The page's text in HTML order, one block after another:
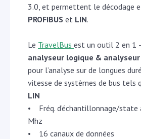
3.0, et permettent le décodage
PROFIBUS et LIN.
Le TravelBus est un outil 2 en 1
analyseur logique &
pour l’analyse sur de longues
vitesse de systèmes de bus tels
LIN
• Fréq. d’échantillonnage/state
Mhz
• 16 canaux de données